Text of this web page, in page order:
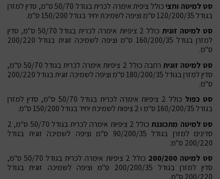
סט למיטה וחצי
כולל ציפית אימרה לכרית בגודל 50/70 ס"מ, סדין למזרן
בגודל 120/200/35 ס"מ וציפה לשמיכת יחיד בגודל 150/200 ס"מ.
סט למיטה זוגית
כולל 2 ציפיות אימרה לכרית בגודל 50/70 ס"מ, סדין
למזרן בגודל 160/200/35 ס"מ וציפה לשמיכה זוגית בגודל 200/220
ס"מ.
סט למיטה זוגית
רחבה כולל 2 ציפיות אימרה לכרית בגודל 50/70 ס"מ,
סדין למזרן בגודל 180/200/35 ס"מ וציפה לשמיכה זוגית בגודל 200/220
ס"מ.
סט כפול
כולל 2 ציפיות אימרה לכרית בגודל 50/70 ס"מ, סדין למזרן
בגודל 160/200/35 ס"מ ו 2 ציפות לשמיכת יחיד בגודל 150/200 ס"מ.
סט למיטה מתכוננת
כולל 2 ציפיות אימרה לכרית בגודל 50/70 ס"מ, 2
סדינים למזרן בגודל 90/200/35 ס"מ וציפה לשמיכה זוגית בגודל
200/220 ס"מ.
סט למיטה 200/200
כולל 2 ציפיות אימרה לכרית בגודל 50/70 ס"מ,
סדין למזרן בגודל 200/200/35 ס"מ וציפה לשמיכה זוגית בגודל
200/220 ס"מ.